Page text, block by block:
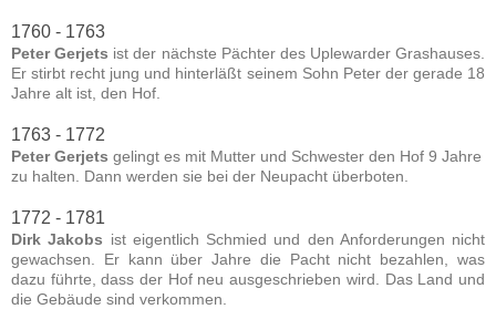
1760 - 1763
Peter Gerjets ist der nächste Pächter des Uplewarder Grashauses.
Er stirbt recht jung und hinterläßt seinem Sohn Peter der gerade 18
Jahre alt ist, den Hof.
1763 - 1772
Peter Gerjets gelingt es mit Mutter und Schwester den Hof 9 Jahre
zu halten. Dann werden sie bei der Neupacht überboten.
1772 - 1781
Dirk Jakobs ist eigentlich Schmied und den Anforderungen nicht
gewachsen. Er kann über Jahre die Pacht nicht bezahlen, was
dazu führte, dass der Hof neu ausgeschrieben wird. Das Land und
die Gebäude sind verkommen.